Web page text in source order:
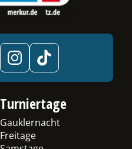
Turniertage
Gauklernacht
Freitage